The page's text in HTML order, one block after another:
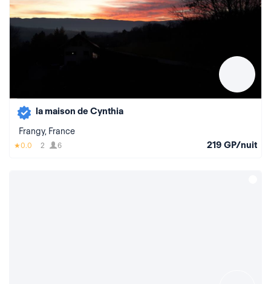
la maison de Cynthia
Frangy, France
0.0 2 6 219 GP/nuit